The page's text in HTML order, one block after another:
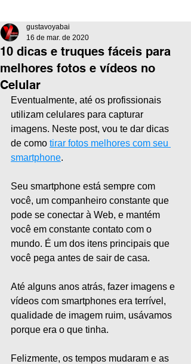
10 dicas e truques fáceis para
melhores fotos e vídeos no
Celular
gustavoyabai
16 de mar. de 2020
Eventualmente, até os profissionais
utilizam celulares para capturar
imagens. Neste post, vou te dar dicas
de como tirar fotos melhores com seu
smartphone.
Seu smartphone está sempre com
você, um companheiro constante que
pode se conectar à Web, e mantém
você em constante contato com o
mundo. É um dos itens principais que
você pega antes de sair de casa.
Até alguns anos atrás, fazer imagens e
vídeos com smartphones era terrível,
qualidade de imagem ruim, usávamos
porque era o que tinha.
Felizmente, os tempos mudaram e as